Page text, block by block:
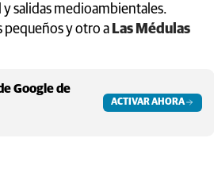
salidas medioambientales.
pequeños y otro a Las Médulas
Google de
ACTIVAR AHORA